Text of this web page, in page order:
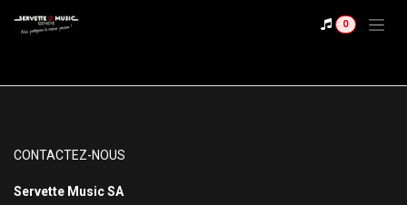
0
CONTACTEZ-NOUS
Servette Music SA